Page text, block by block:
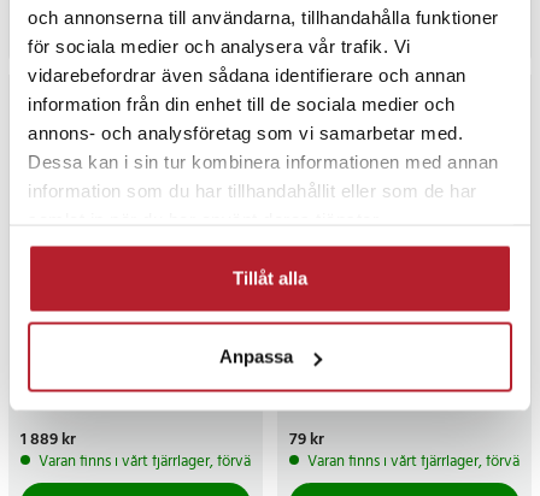
och annonserna till användarna, tillhandahålla funktioner
för sociala medier och analysera vår trafik. Vi
vidarebefordrar även sådana identifierare och annan
information från din enhet till de sociala medier och
annons- och analysföretag som vi samarbetar med.
Dessa kan i sin tur kombinera informationen med annan
information som du har tillhandahållit eller som de har
Tillåt alla
Anpassa
Köp
Köp
Pris:1 889 kr
1 889 kr
Varan finns i vårt fjärrlager, förväntas skickas inom 5-7 arbetsdagar
4smarts 2-i-1 kapacitiv
penna och kulspetspenna
Pris:
79 kr
Varan finns i vårt fjärrlager,